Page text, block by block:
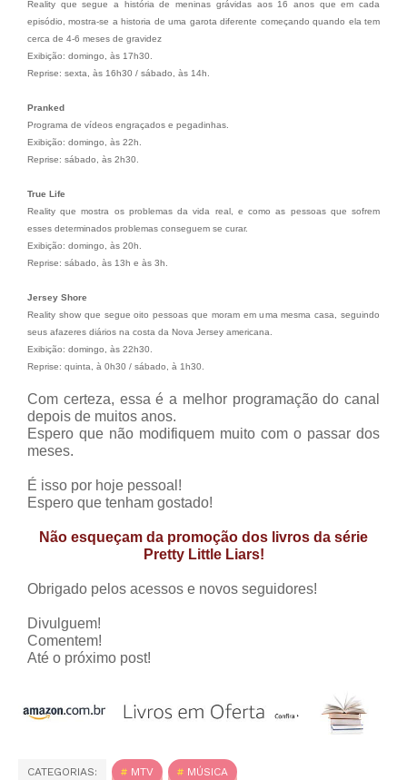
Reality que segue a história de meninas grávidas aos 16 anos que em cada
episódio, mostra-se a historia de uma garota diferente começando quando ela tem
cerca de 4-6 meses de gravidez
Exibição: domingo, às 17h30.
Reprise: sexta, às 16h30 / sábado, às 14h.
Pranked
Programa de vídeos engraçados e pegadinhas.
Exibição: domingo, às 22h.
Reprise: sábado, às 2h30.
True Life
Reality que mostra os problemas da vida real, e como as pessoas que sofrem
esses determinados problemas conseguem se curar.
Exibição: domingo, às 20h.
Reprise: sábado, às 13h e às 3h.
Jersey Shore
Reality show que segue oito pessoas que moram em uma mesma casa, seguindo
seus afazeres diários na costa da Nova Jersey americana.
Exibição: domingo, às 22h30.
Reprise: quinta, à 0h30 / sábado, à 1h30.
Com certeza, essa é a melhor programação do canal
depois de muitos anos.
Espero que não modifiquem muito com o passar dos
meses.
É isso por hoje pessoal!
Espero que tenham gostado!
Não esqueçam da promoção dos livros da série
Pretty Little Liars!
Obrigado pelos acessos e novos seguidores!
Divulguem!
Comentem!
Até o próximo post!
CATEGORIAS: MTV MÚSICA